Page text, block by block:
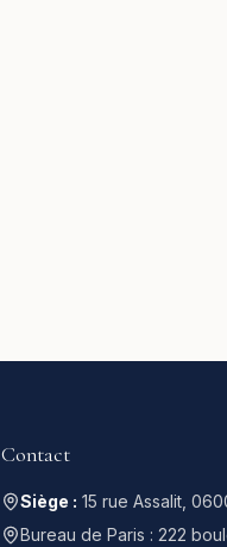
Contact
Siège : 15 rue Assalit,
Bureau de Paris : 222